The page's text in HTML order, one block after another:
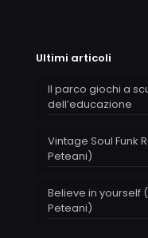
Ultimi articoli
Il parco giochi a
dell’educazione
Vintage Soul Funk
Peteani)
Believe in yourself
Peteani)